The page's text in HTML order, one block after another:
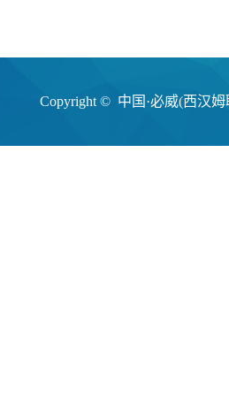
Copyright © 中国·必威(西汉